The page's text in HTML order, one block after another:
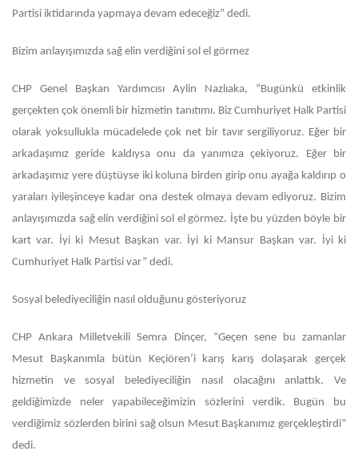
Partisi iktidarında yapmaya devam edeceğiz” dedi.
Bizim anlayışımızda sağ elin verdiğini sol el görmez
CHP Genel Başkan Yardımcısı Aylin Nazlıaka, “Bugünkü etkinlik
gerçekten çok önemli bir hizmetin tanıtımı. Biz Cumhuriyet Halk Partisi
olarak yoksullukla mücadelede çok net bir tavır sergiliyoruz. Eğer bir
arkadaşımız geride kaldıysa onu da yanımıza çekiyoruz. Eğer bir
arkadaşımız yere düştüyse iki koluna birden girip onu ayağa kaldırıp o
yaraları iyileşinceye kadar ona destek olmaya devam ediyoruz. Bizim
anlayışımızda sağ elin verdiğini sol el görmez. İşte bu yüzden böyle bir
kart var. İyi ki Mesut Başkan var. İyi ki Mansur Başkan var. İyi ki
Cumhuriyet Halk Partisi var” dedi.
Sosyal belediyeciliğin nasıl olduğunu gösteriyoruz
CHP Ankara Milletvekili Semra Dinçer, “Geçen sene bu zamanlar
Mesut Başkanımla bütün Keçiören’i karış karış dolaşarak gerçek
hizmetin ve sosyal belediyeciliğin nasıl olacağını anlattık. Ve
geldiğimizde neler yapabileceğimizin sözlerini verdik. Bugün bu
verdiğimiz sözlerden birini sağ olsun Mesut Başkanımız gerçekleştirdi”
dedi.